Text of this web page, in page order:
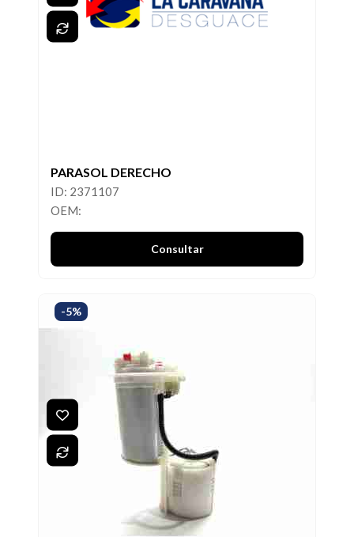
PARASOL DERECHO
ID: 2371107
OEM:
Consultar
-5%